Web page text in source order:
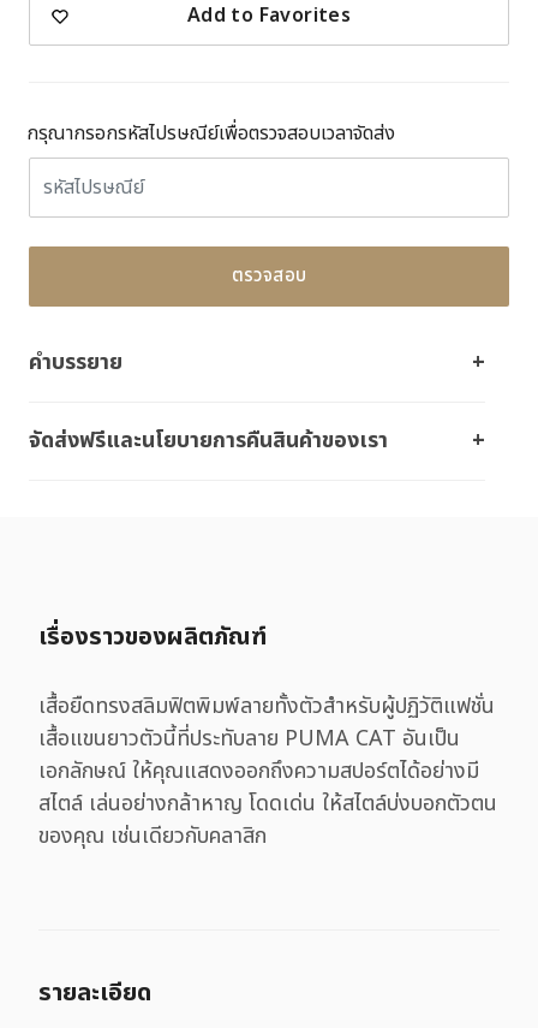
Add to Favorites
กรุณากรอกรหัสไปรษณีย์เพื่อตรวจสอบเวลาจัดส่ง
ตรวจสอบ
คำบรรยาย
จัดส่งฟรีและนโยบายการคืนสินค้าของเรา
เรื่องราวของผลิตภัณฑ์
เสื้อยืดทรงสลิมฟิตพิมพ์ลายทั้งตัวสำหรับผู้ปฏิวัติแฟชั่น
เสื้อแขนยาวตัวนี้ที่ประทับลาย PUMA CAT อันเป็น
เอกลักษณ์ ให้คุณแสดงออกถึงความสปอร์ตได้อย่างมี
สไตล์ เล่นอย่างกล้าหาญ โดดเด่น ให้สไตล์บ่งบอกตัวตน
ของคุณ เช่นเดียวกับคลาสิก
รายละเอียด